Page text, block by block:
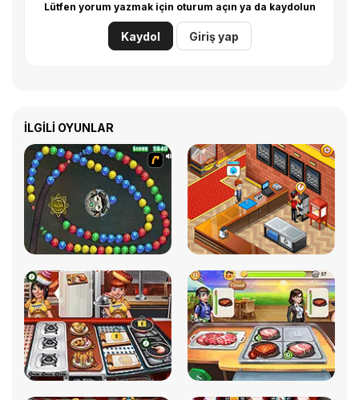
Lütfen yorum yazmak için oturum açın ya da kaydolun
Kaydol Giriş yap
İLGILI OYUNLAR